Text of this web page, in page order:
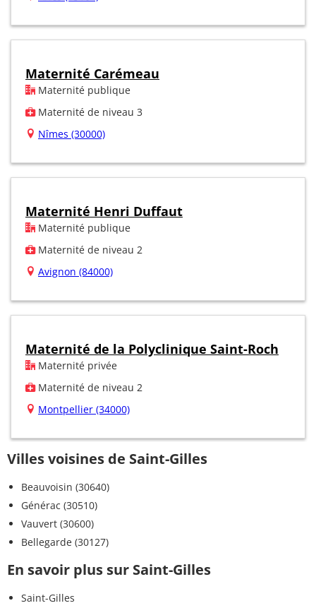
Maternité Carémeau
Maternité publique
Maternité de niveau 3
Nîmes (30000)
Maternité Henri Duffaut
Maternité publique
Maternité de niveau 2
Avignon (84000)
Maternité de la Polyclinique Saint-Roch
Maternité privée
Maternité de niveau 2
Montpellier (34000)
Villes voisines de Saint-Gilles
Beauvoisin (30640)
Générac (30510)
Vauvert (30600)
Bellegarde (30127)
En savoir plus sur Saint-Gilles
Saint-Gilles